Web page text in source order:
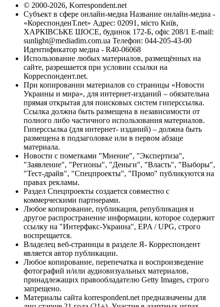
© 2000-2026, Korrespondent.net
Субъект в сфере онлайн-медиа Название онлайн-медиа -
«КореспонденТ.net» Адрес: 02091, місто Київ,
ХАРКІВСЬКЕ ШОСЕ, будинок 172-Б, офіс 208/1 E-mail:
sunlight@mediadim.com.ua Телефон: 044-205-43-00
Идентификатор медиа - R40-06068
Использование любых материалов, размещённых на
сайте, разрешается при условии ссылки на
Корреспондент.net.
При копировании материалов со страницы «Новости
Украины и мира», для интернет-изданий – обязательна
прямая открытая для поисковых систем гиперссылка.
Ссылка должна быть размещена в независимости от
полного либо частичного использования материалов.
Гиперссылка (для интернет- изданий) – должна быть
размещена в подзаголовке или в первом абзаце
материала.
Новости с пометками "Мнение", "Экспертиза",
"Заявление", "Регионы", "Деньги", "Власть", "Выборы",
"Тест-драйв", "Спецпроекты", "Промо" публикуются на
правах рекламы.
Раздел Спецпроекты создается совместно с
коммерческими партнерами.
Любое копирование, публикация, републикация и
другое распространение информации, которое содержит
ссылку на "Интерфакс-Украина", EPA / UPG, строго
воспрещается.
Владелец веб-страницы в разделе Я- Корреспондент
является автор публикации.
Любое копирование, перепечатка и воспроизведение
фотографий и/или аудиовизуальных материалов,
принадлежащих правообладателю Getty Images, строго
запрещено.
Материалы сайта korrespondent.net предназначены для